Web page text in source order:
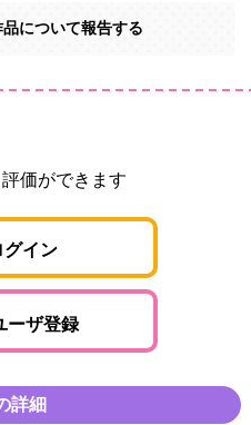
について報告する
価ができます
グイン
ーザ登録
詳細